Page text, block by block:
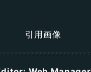
引用画像